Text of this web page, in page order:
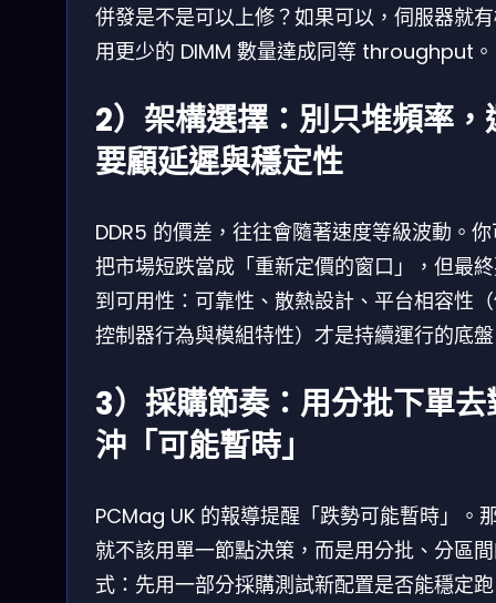
併發是不是可以上修？如果可以，伺服器就
用更少的 DIMM 數量達成同等 throughput。
2）架構選擇：別只堆頻率，
要顧延遲與穩定性
DDR5 的價差，往往會隨著速度等級波動。
把市場短跌當成「重新定價的窗口」，但最
到可用性：可靠性、散熱設計、平台相容性
控制器行為與模組特性）才是持續運行的底
3）採購節奏：用分批下單去
沖「可能暫時」
PCMag UK 的報導提醒「跌勢可能暫時」。
就不該用單一節點決策，而是用分批、分區
式：先用一部分採購測試新配置是否能穩定跑